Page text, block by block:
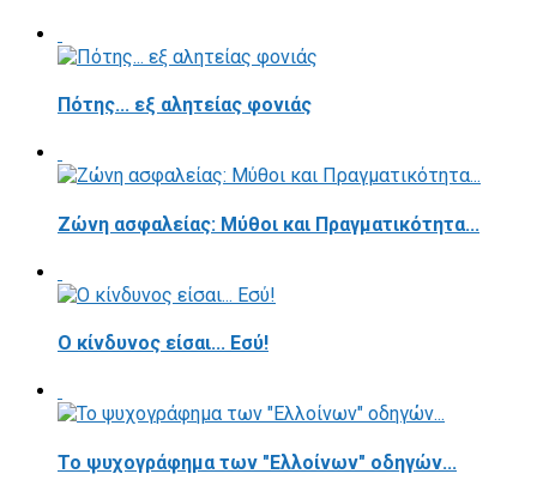
Πότης... εξ αλητείας φονιάς
Ζώνη ασφαλείας: Μύθοι και Πραγματικότητα...
Ο κίνδυνος είσαι... Εσύ!
Το ψυχογράφημα των "Ελλοίνων" οδηγών...